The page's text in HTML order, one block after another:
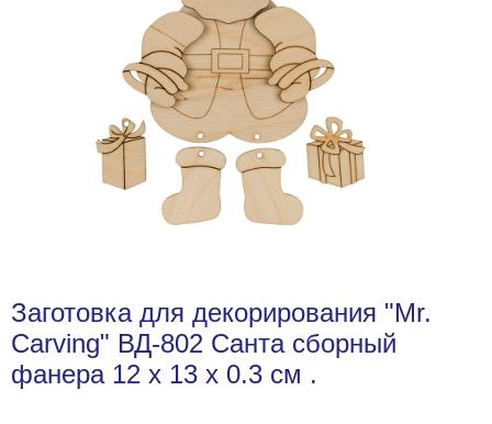
Заготовка для декорирования "Mr.
Carving" ВД-802 Санта сборный
фанера 12 х 13 х 0.3 см .